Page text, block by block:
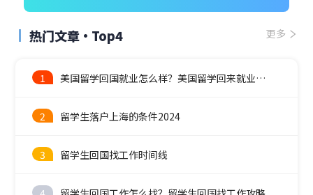
热门文章·Top4 更多
1 美国留学回国就业怎么样？美国留学回来就业前景
2 留学生落户上海的条件2024
3 留学生回国找工作时间线